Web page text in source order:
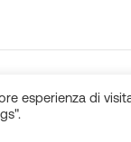
esperienza di